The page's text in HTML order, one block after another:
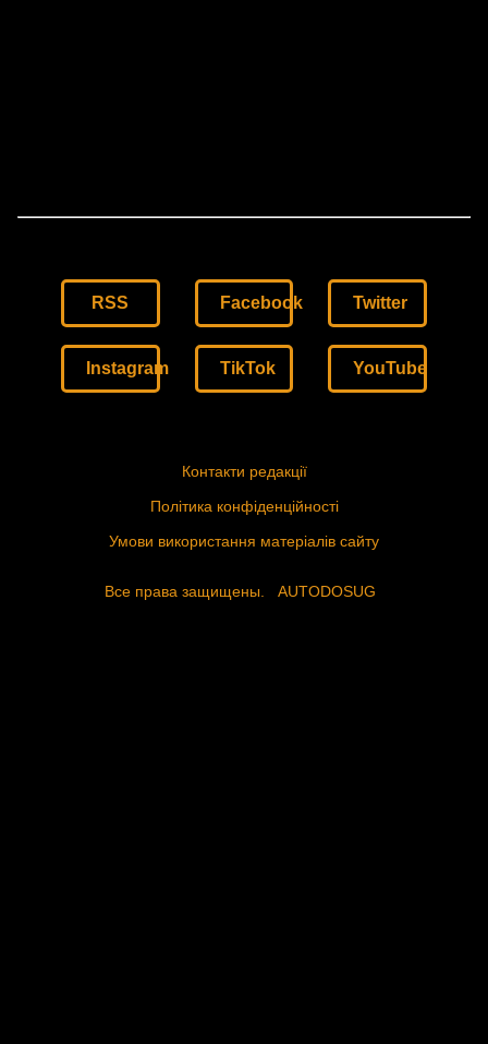
RSS Facebook Twitter
Instagram TikTok YouTube
Контакти редакції
Політика конфіденційності
Умови використання матеріалів сайту
Все права защищены. AUTODOSUG